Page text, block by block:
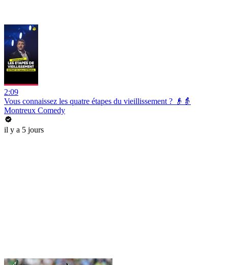
2:09
Vous connaissez les quatre étapes du vieillissement ? 👴👵
Montreux Comedy
il y a 5 jours